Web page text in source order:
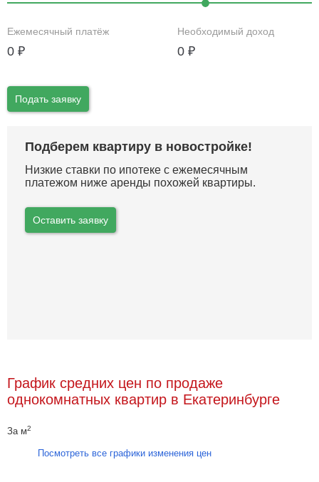
Ежемесячный платёж
0 ₽
Необходимый доход
0 ₽
Подать заявку
Подберем квартиру в новостройке!
Низкие ставки по ипотеке с ежемесячным
платежом ниже аренды похожей квартиры.
Оставить заявку
График средних цен по продаже
однокомнатных квартир в Екатеринбурге
За м2
Посмотреть все графики изменения цен